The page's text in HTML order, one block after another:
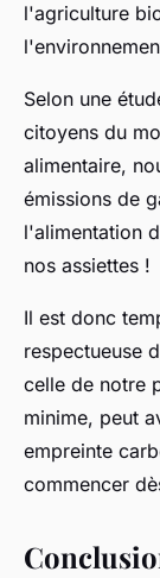
l'agriculture
Selon une
citoyens du
alimentaire,
émissions de
l'alimentation
nos assiettes !
Il est donc
respectueuse
celle de notre
minime, peut
empreinte
commencer